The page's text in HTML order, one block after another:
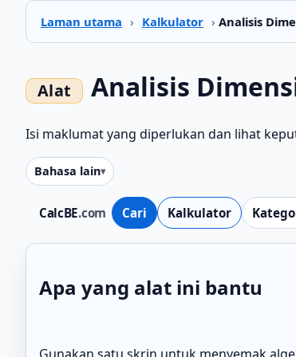
Laman utama › Kalkulator › Analisis
CalcBE.com Cari Kalkulator
Analisis
Isi maklumat yang diperlukan dan lihat
Bahasa lain
Apa yang alat ini bantu